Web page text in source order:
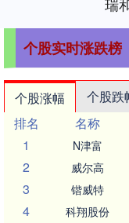
个股实时涨跌榜
个股涨幅 个股跌
排名
名称
1
N津富
2 威尔高
3 锴威特
4 科翔股份